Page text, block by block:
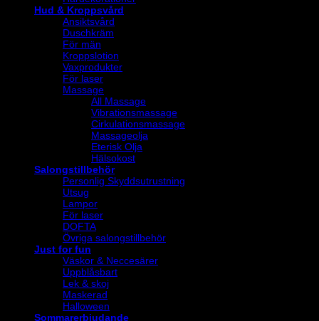
Hud & Kroppsvård
Ansiktsvård
Duschkräm
För män
Kroppslotion
Vaxprodukter
För laser
Massage
All Massage
Vibrationsmassage
Cirkulationsmassage
Massageolja
Eterisk Olja
Hälsokost
Salongstillbehör
Personlig Skyddsutrustning
Utsug
Lampor
För laser
DOFTA
Övriga salongstillbehör
Just for fun
Väskor & Neccesärer
Uppblåsbart
Lek & skoj
Maskerad
Halloween
Sommarerbjudande